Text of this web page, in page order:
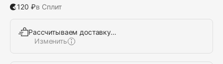
120 ₽в Сплит
Рассчитываем доставку…
Изменить